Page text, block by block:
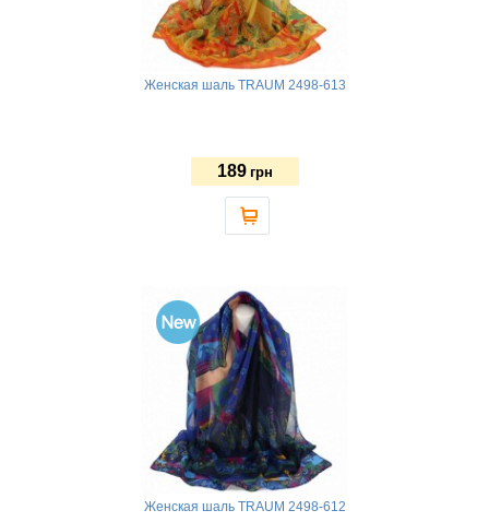
Женская шаль TRAUM 2498-613
189 грн
Женская шаль TRAUM 2498-612